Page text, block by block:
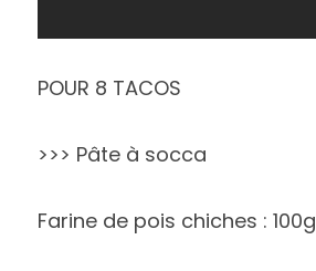
POUR 8 TACOS
>>> Pâte à socca
Farine de pois chiches : 100g